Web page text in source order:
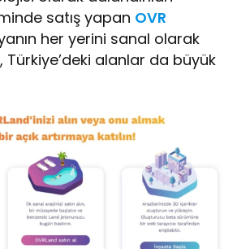
satış yapan OVR
her yerini sanal olarak
Türkiye’deki alanlar da büyük